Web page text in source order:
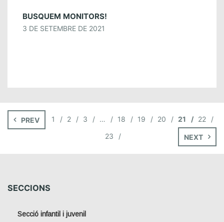
BUSQUEM MONITORS!
3 DE SETEMBRE DE 2021
PREV 1 2 3 … 18 19 20 21
22
23
NEXT
SECCIONS
Secció infantil i juvenil